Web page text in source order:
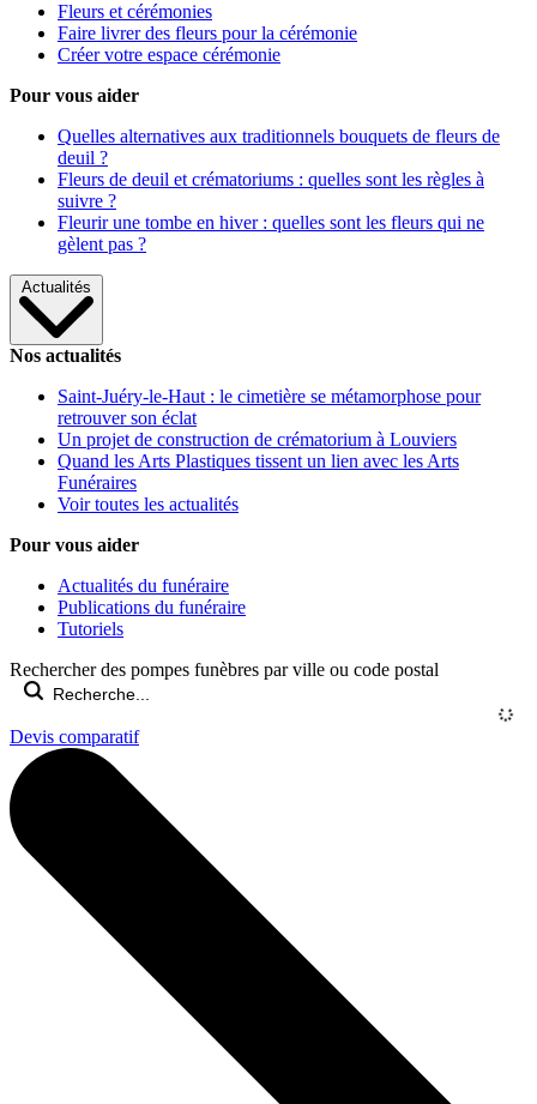
Fleurs et cérémonies
Faire livrer des fleurs pour la cérémonie
Créer votre espace cérémonie
Pour vous aider
Quelles alternatives aux traditionnels bouquets de fleurs de
deuil ?
Fleurs de deuil et crématoriums : quelles sont les règles à
suivre ?
Fleurir une tombe en hiver : quelles sont les fleurs qui ne
gèlent pas ?
Actualités
Nos actualités
Saint-Juéry-le-Haut : le cimetière se métamorphose pour
retrouver son éclat
Un projet de construction de crématorium à Louviers
Quand les Arts Plastiques tissent un lien avec les Arts
Funéraires
Voir toutes les actualités
Pour vous aider
Actualités du funéraire
Publications du funéraire
Tutoriels
Rechercher des pompes funèbres par ville ou code postal
Devis comparatif